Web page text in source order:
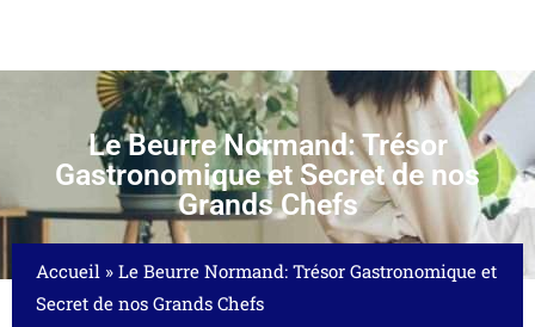
Le Beurre Normand: Trésor
Gastronomique et Secret de nos
Grands Chefs
Accueil » Le Beurre Normand: Trésor Gastronomique et
Secret de nos Grands Chefs